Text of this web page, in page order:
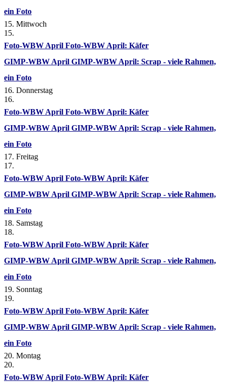
ein Foto
15. Mittwoch
15.
Foto-WBW April Foto-WBW April: Käfer
GIMP-WBW April GIMP-WBW April: Scrap - viele Rahmen,
ein Foto
16. Donnerstag
16.
Foto-WBW April Foto-WBW April: Käfer
GIMP-WBW April GIMP-WBW April: Scrap - viele Rahmen,
ein Foto
17. Freitag
17.
Foto-WBW April Foto-WBW April: Käfer
GIMP-WBW April GIMP-WBW April: Scrap - viele Rahmen,
ein Foto
18. Samstag
18.
Foto-WBW April Foto-WBW April: Käfer
GIMP-WBW April GIMP-WBW April: Scrap - viele Rahmen,
ein Foto
19. Sonntag
19.
Foto-WBW April Foto-WBW April: Käfer
GIMP-WBW April GIMP-WBW April: Scrap - viele Rahmen,
ein Foto
20. Montag
20.
Foto-WBW April Foto-WBW April: Käfer